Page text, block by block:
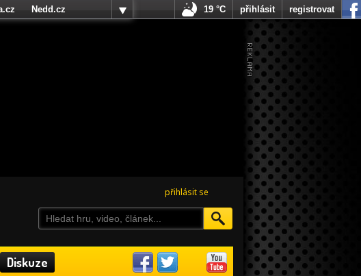
přihlásit se
Diskuze
Nedd.cz
19 °C přihlásit registrovat